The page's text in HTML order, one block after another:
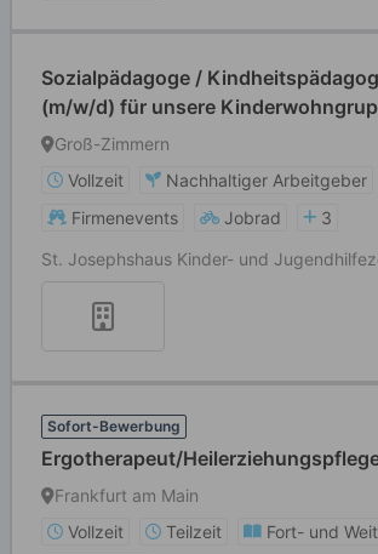
Sozialpädagoge /
(m/w/d) für unsere
Groß-Zimmern
Vollzeit
Nachhaltiger Arbeitgeber
Firmenevents
Jobrad
3
St. Josephshaus Kinder- und
Sofort-Bewerbung
Ergotherapeut/
Frankfurt am Main
Vollzeit
Teilzeit
Fort- und